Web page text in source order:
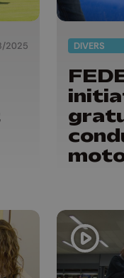
2025 DIVERS